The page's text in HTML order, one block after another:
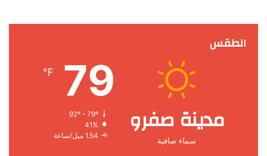
الطقس
مدينة صفرو
سماء صافية
79
℉
92º - 79º
41%
1.54 ميل/ساعة